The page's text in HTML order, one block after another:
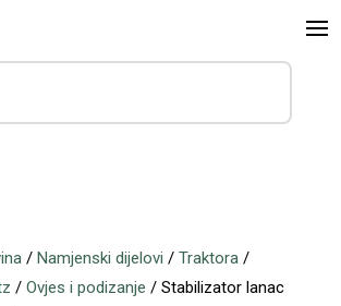
/ Namjenski dijelovi / Traktora/
/ Ovjes i podizanje / Stabilizator lanac